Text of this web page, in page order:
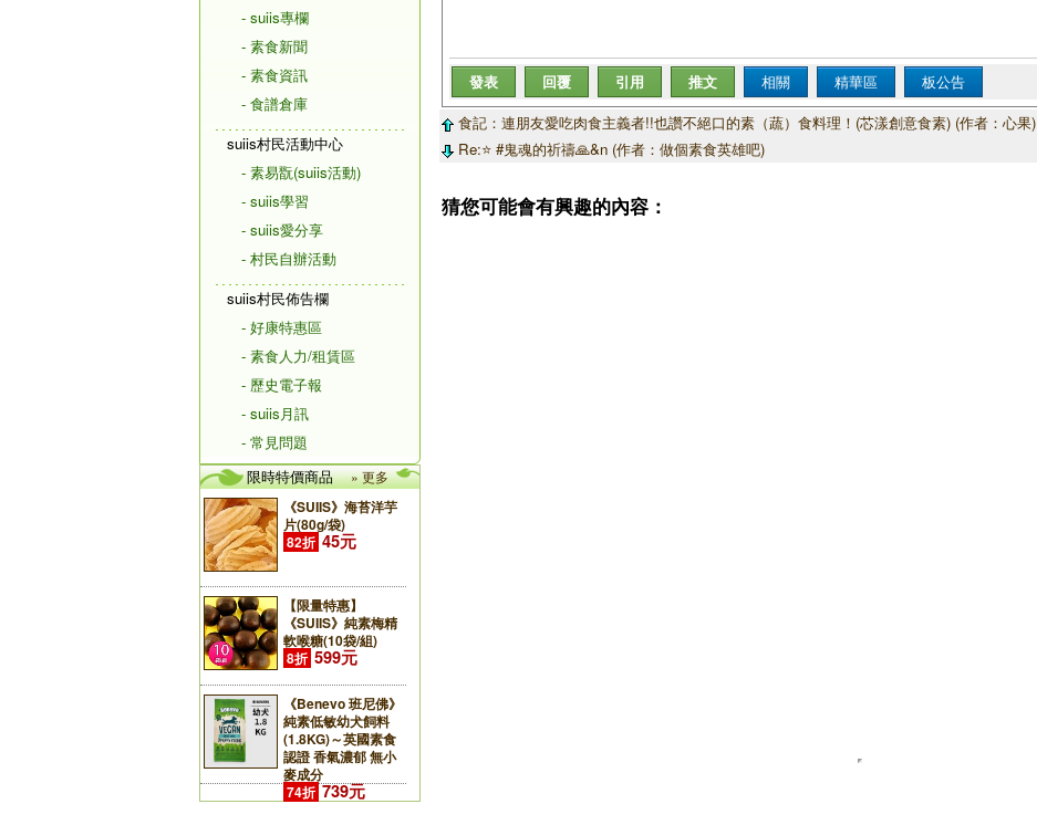
- suiis專欄
- 素食新聞
- 素食資訊
- 食譜倉庫
suiis村民活動中心
- 素易翫(suiis活動)
- suiis學習
- suiis愛分享
- 村民自辦活動
suiis村民佈告欄
- 好康特惠區
- 素食人力/租賃區
- 歷史電子報
- suiis月訊
- 常見問題
限時特價商品
» 更多
《SUIIS》海苔洋芋
片(80g/袋)
82折 45元
【限量特惠】
《SUIIS》純素梅精
軟喉糖(10袋/組)
8折 599元
《Benevo 班尼佛》
純素低敏幼犬飼料
(1.8KG)～英國素食
認證 香氣濃郁 無小
麥成分
74折 739元
發表 回覆 引用 推文 相關 精華區
板公告
食記：連朋友愛吃肉食主義者!!也讚不絕口的素（蔬）食料理！(芯漾創意食素) (作者：心果)
Re:⭐ #鬼魂的祈禱🙏&n (作者：做個素食英雄吧)
猜您可能會有興趣的內容：